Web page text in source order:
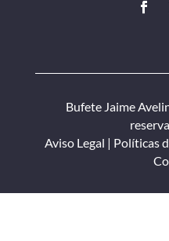
Bufete Jaime
Aviso Legal | Políticas